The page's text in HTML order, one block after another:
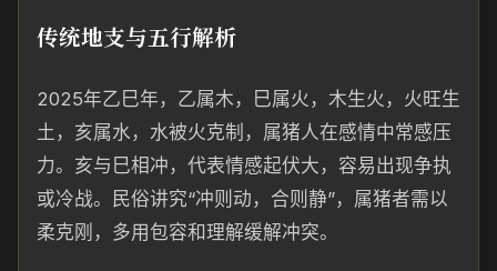
传统地支与五行解析
2025年乙巳年，乙属木，巳属火，木生火，火旺生
土，亥属水，水被火克制，属猪人在感情中常感压
力。亥与巳相冲，代表情感起伏大，容易出现争执
或冷战。民俗讲究“冲则动，合则静”，属猪者需以
柔克刚，多用包容和理解缓解冲突。